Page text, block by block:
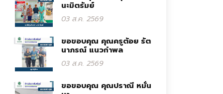
นะมิตรัมย์
03 ส.ค. 2569
ขอขอบคุณ คุณครูต้อย รัต
นาภรณ์ แนวกำพล
03 ส.ค. 2569
ขอขอบคุณ คุณปราณี หมั่น